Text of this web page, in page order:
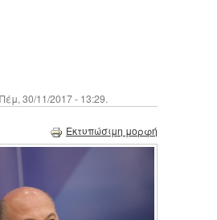
30/11/2017 - 13:29.
Εκτυπώσιμη μορφή